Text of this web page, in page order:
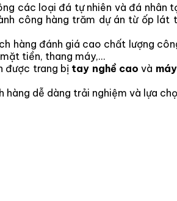
các loại đá tự nhiên và đá nhân
công hàng trăm dự án từ ốp lát
hàng đánh giá cao chất lượng
tiền, thang máy,…
được trang bị tay nghề cao và
hàng dễ dàng trải nghiệm và lựa